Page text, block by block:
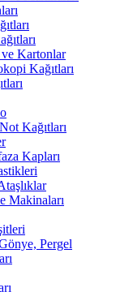
Kartonlar
Kağıtları
Kağıtları
Kapları
Makinaları
Pergel